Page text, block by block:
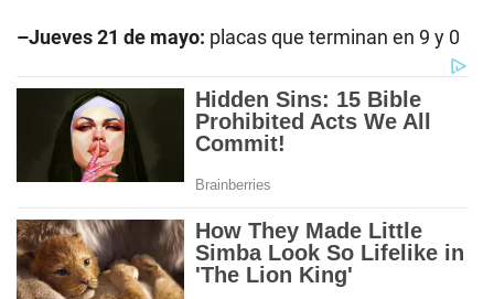
–Jueves 21 de mayo: placas que terminan en 9 y 0